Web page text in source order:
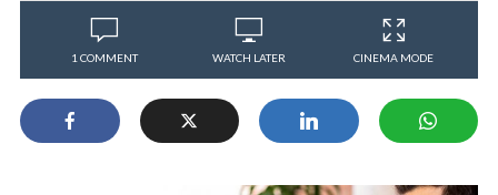
1 COMMENT WATCH LATER CINEMA MODE